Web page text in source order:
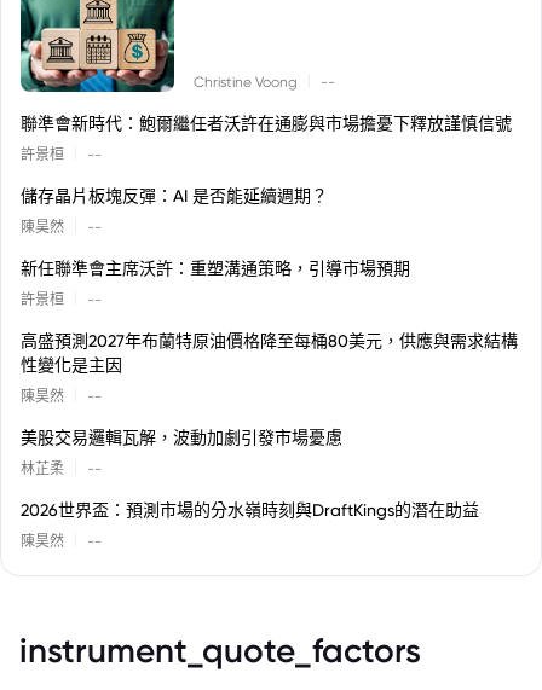
Christine Voong --
聯準會新時代：鮑爾繼任者沃許在通膨與市場擔憂下釋放謹慎信號
許景桓 --
儲存晶片板塊反彈：AI 是否能延續週期？
陳昊然 --
新任聯準會主席沃許：重塑溝通策略，引導市場預期
許景桓 --
高盛預測2027年布蘭特原油價格降至每桶80美元，供應與需求結構
性變化是主因
陳昊然 --
美股交易邏輯瓦解，波動加劇引發市場憂慮
林芷柔 --
2026世界盃：預測市場的分水嶺時刻與DraftKings的潛在助益
陳昊然 --
instrument_quote_factors